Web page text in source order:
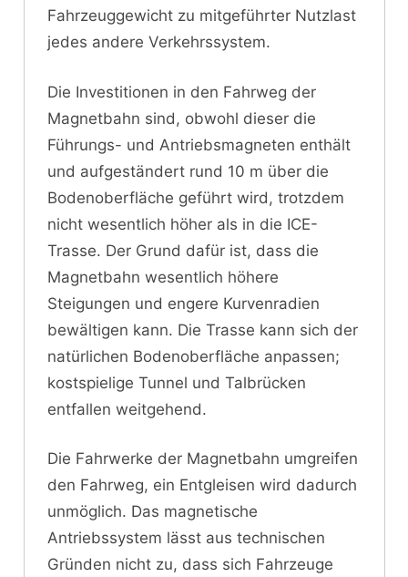
Fahrzeuggewicht zu mitgeführter Nutzlast
jedes andere Verkehrssystem.
Die Investitionen in den Fahrweg der
Magnetbahn sind, obwohl dieser die
Führungs- und Antriebsmagneten enthält
und aufgeständert rund 10 m über die
Bodenoberfläche geführt wird, trotzdem
nicht wesentlich höher als in die ICE-
Trasse. Der Grund dafür ist, dass die
Magnetbahn wesentlich höhere
Steigungen und engere Kurvenradien
bewältigen kann. Die Trasse kann sich der
natürlichen Bodenoberfläche anpassen;
kostspielige Tunnel und Talbrücken
entfallen weitgehend.
Die Fahrwerke der Magnetbahn umgreifen
den Fahrweg, ein Entgleisen wird dadurch
unmöglich. Das magnetische
Antriebssystem lässt aus technischen
Gründen nicht zu, dass sich Fahrzeuge